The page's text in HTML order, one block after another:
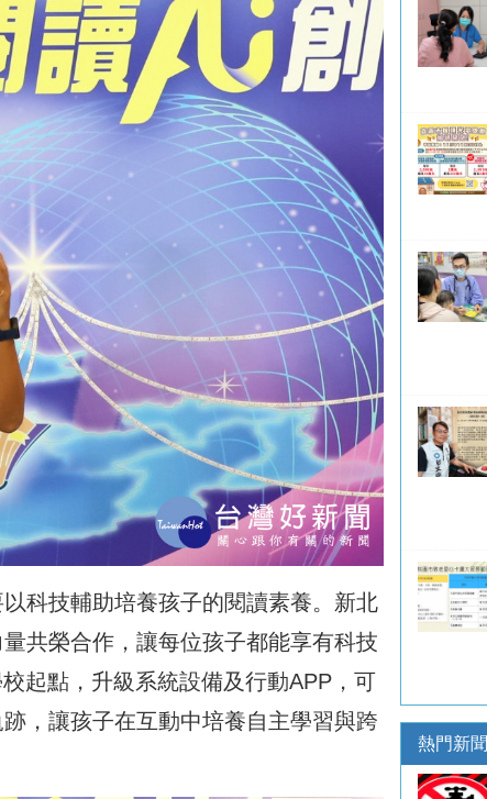
科技輔助培養孩子的閱讀素養。新北
共榮合作，讓每位孩子都能享有科技
起點，升級系統設備及行動APP，可
，讓孩子在互動中培養自主學習與跨
熱門新聞